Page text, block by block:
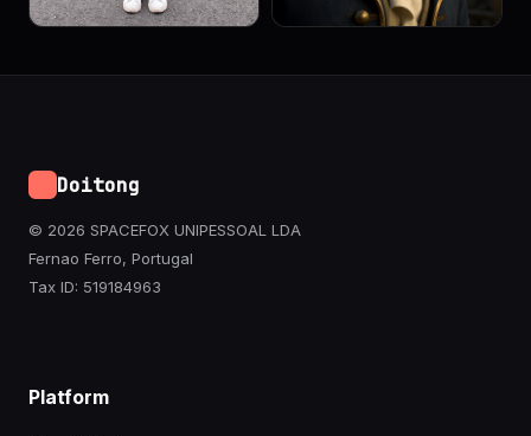
Doitong
© 2026 SPACEFOX UNIPESSOAL LDA
Fernao Ferro, Portugal
Tax ID: 519184963
Platform